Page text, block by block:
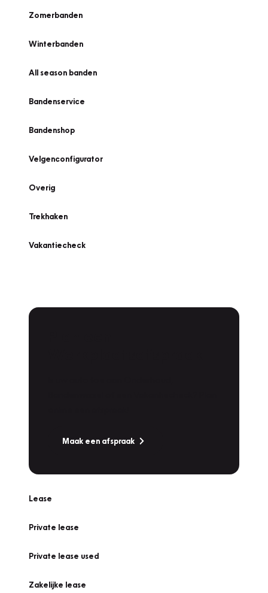
Zomerbanden
Winterbanden
All season banden
Bandenservice
Bandenshop
Velgenconfigurator
Overig
Trekhaken
Vakantiecheck
Maak een afspraak
Lease
Private lease
Private lease used
Zakelijke lease